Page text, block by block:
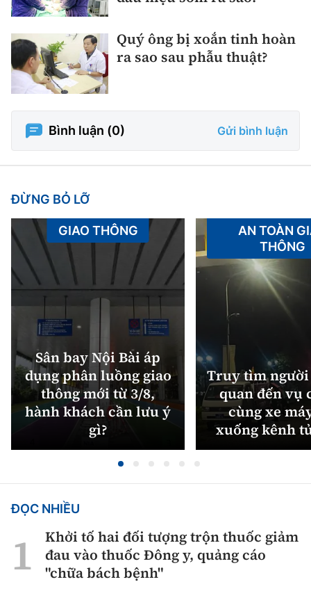
Quý ông bị xoắn tinh hoàn
ra sao sau phẫu thuật?
Bình luận (0) Gửi bình luận
ĐỪNG BỎ LỠ
Sân bay Nội Bài áp
dụng phân luồng giao
thông mới từ 3/8,
hành khách cần lưu ý
gì?
GIAO THÔNG
Truy tìm
quan đến vụ
cùng xe
xuống kênh
AN TOÀN
THÔNG
ĐỌC NHIỀU
Khởi tố hai đối tượng trộn thuốc giảm
đau vào thuốc Đông y, quảng cáo
"chữa bách bệnh"